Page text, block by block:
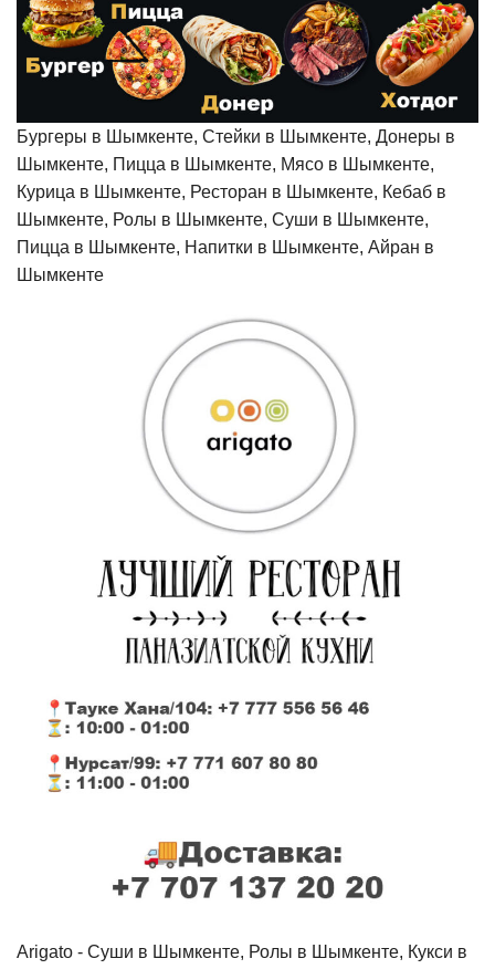
Бургеры в Шымкенте, Стейки в Шымкенте, Донеры в
Шымкенте, Пицца в Шымкенте, Мясо в Шымкенте,
Курица в Шымкенте, Ресторан в Шымкенте, Кебаб в
Шымкенте, Ролы в Шымкенте, Суши в Шымкенте,
Пицца в Шымкенте, Напитки в Шымкенте, Айран в
Шымкенте
Arigato - Cуши в Шымкенте, Ролы в Шымкенте, Кукси в